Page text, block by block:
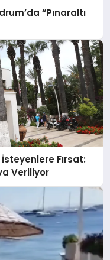
“Pınaraltı
Fırsat:
Veriliyor